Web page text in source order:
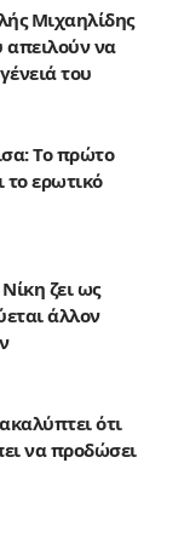
Μιχαηλίδης
απειλούν να
του
Το πρώτο
ερωτικό
ζει ως
άλλον
ότι
να προδώσει